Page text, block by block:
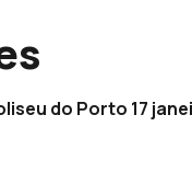
do Porto 17